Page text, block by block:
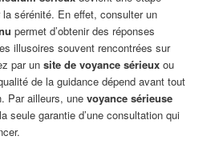
sérénité. En effet, consulter un
permet d’obtenir des réponses
illusoires souvent rencontrées sur
par unsite de voyance sérieux ou
de la guidance dépend avant tout
Par ailleurs, unevoyance sérieuse
seule garantie d’une consultation qui